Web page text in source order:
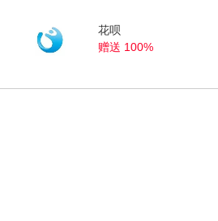
花呗
赠送 100%